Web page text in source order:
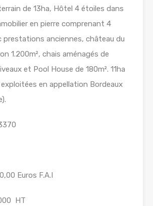
de 13ha, Hôtel 4 étoiles dans
en pierre comprenant 4
prestations anciennes, château du
1.200m², chais aménagés de
et Pool House de 180m². 11ha
en appellation Bordeaux
Euros F.A.I
 HT